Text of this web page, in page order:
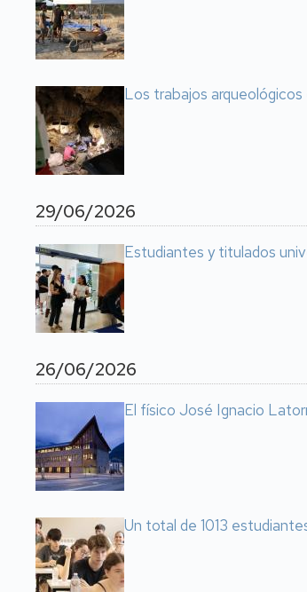
Los trabajos
29/06/2026
Estudiantes y titulados
26/06/2026
El físico José Ignacio
Un total de 1013